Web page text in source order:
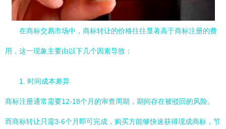
在商标交易市场中，商标转让的价格往往显著高于商标注册的费
用，这一现象主要由以下几个因素导致：
1. 时间成本差异
商标注册通常需要12-18个月的审查周期，期间存在被驳回的风险。
而商标转让只需3-6个月即可完成，购买方能够快速获得现成商标，节